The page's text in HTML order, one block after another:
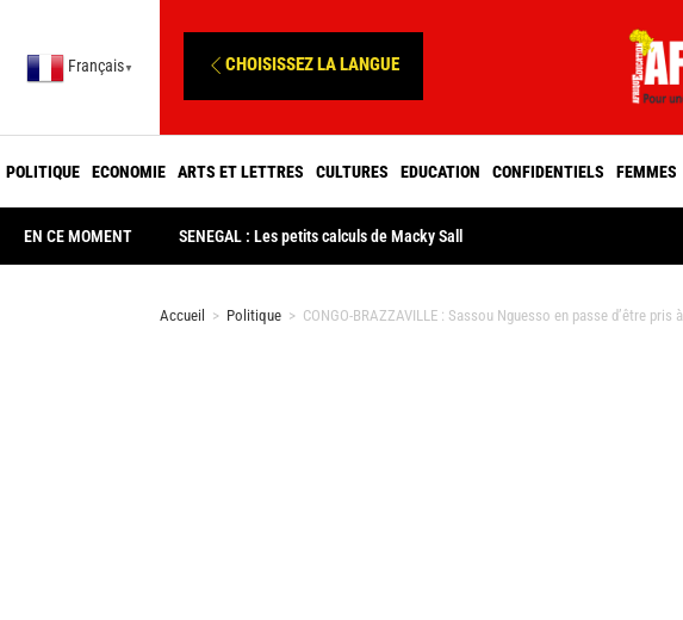
Français ▼ CHOISISSEZ LA LANGUE
POLITIQUE ECONOMIE ARTS ET LETTRES CULTURES EDUCATION CONFIDENTIELS FEMMES
EN CE MOMENT SENEGAL : Les petits calculs de Macky Sall
Accueil > Politique > CONGO-BRAZZAVILLE : Sassou Nguesso en passe d’être pris